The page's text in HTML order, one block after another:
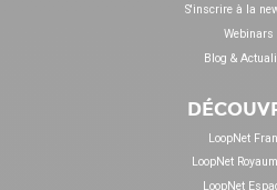
S'inscrire à la
Webinars
Blog &
LoopNet
LoopNet
LoopNet